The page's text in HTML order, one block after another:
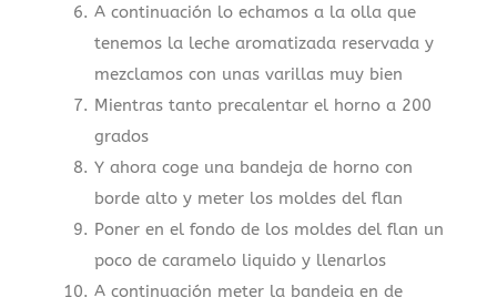
A continuación lo echamos a la olla que
tenemos la leche aromatizada reservada y
mezclamos con unas varillas muy bien
Mientras tanto precalentar el horno a 200
grados
Y ahora coge una bandeja de horno con
borde alto y meter los moldes del flan
Poner en el fondo de los moldes del flan un
poco de caramelo liquido y llenarlos
A continuación meter la bandeja en de